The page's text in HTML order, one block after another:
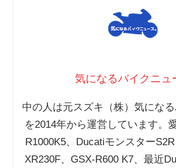
気になるバイクニュ
中の人は元スズキ（株）気にな
を2014年から運営しています。
R1000K5、DucatiモンスターS2R
XR230F、GSX-R600 K7、最近